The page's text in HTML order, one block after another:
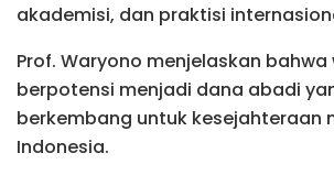
akademisi, dan praktisi
Prof. Waryono menjelaskan
berpotensi menjadi dana abadi
berkembang untuk kesejahteraan
Indonesia.